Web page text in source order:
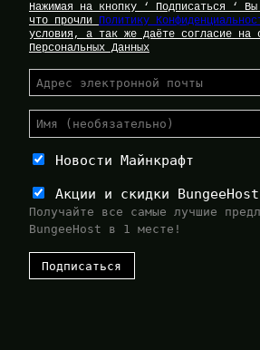
Нажимая на кнопку ‘ Подписаться ‘ Вы
что прочли Политику
условия, а так же даёте согласие на
Персональных Данных
Новости Майнкрафт
Акции и скидки BungeeHost
Получайте все самые лучшие
BungeeHost в 1 месте!